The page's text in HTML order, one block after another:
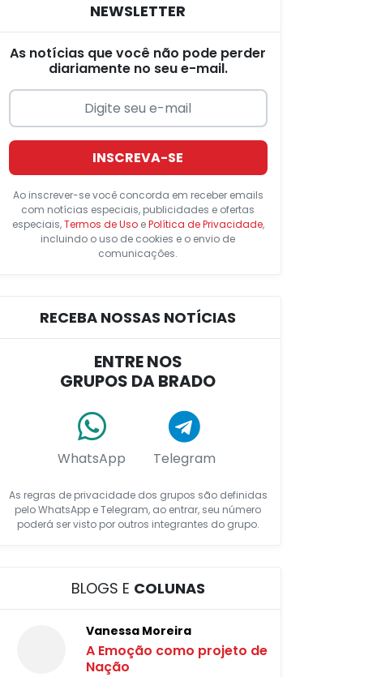
NEWSLETTER
As notícias que você não pode perder
diariamente no seu e-mail.
INSCREVA-SE
Ao inscrever-se você concorda em receber emails
com notícias especiais, publicidades e ofertas
especiais,Termos de UsoePolítica de Privacidade,
incluindo o uso de cookies e o envio de
comunicações.
RECEBA NOSSAS NOTÍCIAS
ENTRE NOS
GRUPOS DA BRADO
WhatsApp Telegram
As regras de privacidade dos grupos são definidas
pelo WhatsApp e Telegram, ao entrar, seu número
poderá ser visto por outros integrantes do grupo.
BLOGS E COLUNAS
Vanessa Moreira
A Emoção como projeto de
Nação